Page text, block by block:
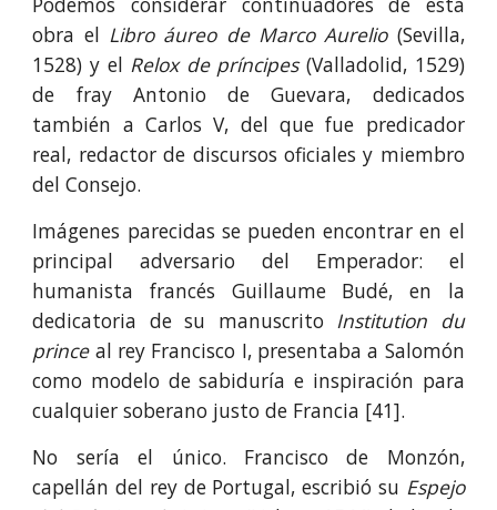
obra el Libro áureo de Marco Aurelio(Sevilla,
1528) y el Relox de príncipes(Valladolid, 1529)
de fray Antonio de Guevara, dedicados
también a Carlos V, del que fue predicador
real, redactor de discursos oficiales y miembro
del Consejo.
Imágenes parecidas se pueden encontrar en el
principal adversario del Emperador: el
humanista francés Guillaume Budé, en la
dedicatoria de su manuscrito Institution du
prince al rey Francisco I, presentaba a Salomón
como modelo de sabiduría e inspiración para
cualquier soberano justo de Francia [41].
No sería el único. Francisco de Monzón,
capellán del rey de Portugal, escribió su Espejo